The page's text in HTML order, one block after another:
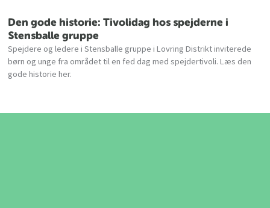
Den gode historie: Tivolidag hos spejderne i
Stensballe gruppe
Spejdere og ledere i Stensballe gruppe i Lovring Distrikt inviterede
børn og unge fra området til en fed dag med spejdertivoli. Læs den
gode historie her.